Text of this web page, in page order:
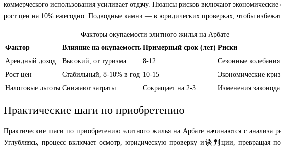
коммерческого использования усиливает отдачу. Нюансы рисков включают
рост цен на 10% ежегодно. Подводные камни — в юридических проверках, чтобы
Факторы окупаемости элитного жилья на Арбате
Фактор
Влияние на окупаемость Примерный срок (лет) Риски
Арендный доход
Высокий, от туризма 8-12
Сезонные колебания
Рост цен
Стабильный, 8-10% в год 10-15
Экономические
Налоговые льготы Снижают затраты Сокращает на 2-3 Изменения
Практические шаги по приобретению
Практические шаги по приобретению элитного жилья на Арбате начинаются с анализа
Углубляясь, процесс включает осмотр, юридическую проверку и谈判ции, превращая